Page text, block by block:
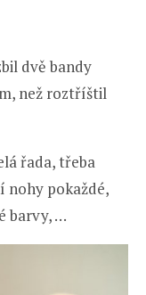
dvě bandy
než roztříštil
řada, třeba
nohy pokaždé,
barvy, …